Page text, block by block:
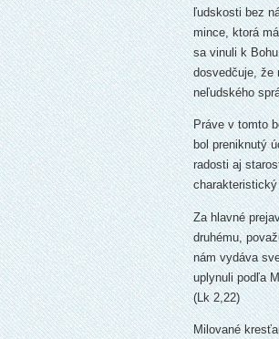
ľudskosti bez
mince, ktorá
sa vinuli k
dosvedčuje, že
neľudského
Práve v tomto
bol preniknutý
radosti aj
Za hlavné
druhému,
nám vydáva
uplynuli podľa
(Lk 2,22)
Milované